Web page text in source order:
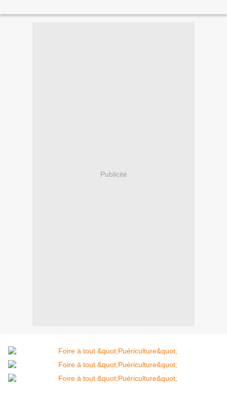
Publicité